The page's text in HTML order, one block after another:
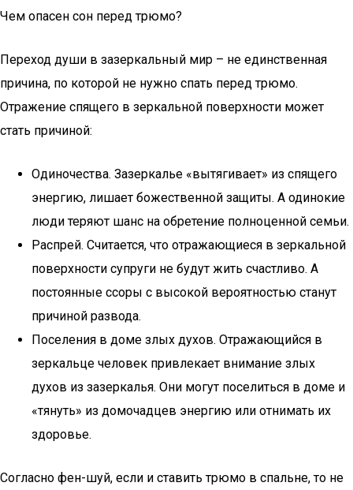
Чем опасен сон перед трюмо?
Переход души в зазеркальный мир – не единственная
причина, по которой не нужно спать перед трюмо.
Отражение спящего в зеркальной поверхности может
стать причиной:
Одиночества. Зазеркалье «вытягивает» из спящего
энергию, лишает божественной защиты. А одинокие
люди теряют шанс на обретение полноценной семьи.
Распрей. Считается, что отражающиеся в зеркальной
поверхности супруги не будут жить счастливо. А
постоянные ссоры с высокой вероятностью станут
причиной развода.
Поселения в доме злых духов. Отражающийся в
зеркальце человек привлекает внимание злых
духов из зазеркалья. Они могут поселиться в доме и
«тянуть» из домочадцев энергию или отнимать их
здоровье.
Согласно фен-шуй, если и ставить трюмо в спальне, то не